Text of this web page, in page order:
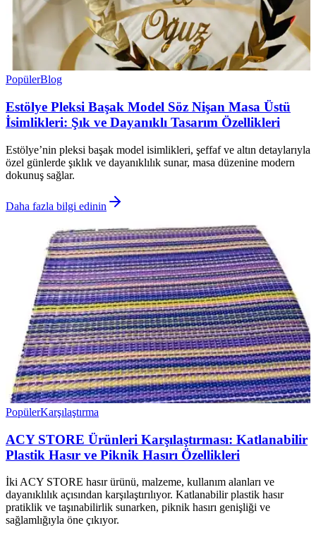
PopülerBlog
Estölye Pleksi Başak Model Söz Nişan Masa Üstü
İsimlikleri: Şık ve Dayanıklı Tasarım Özellikleri
Estölye’nin pleksi başak model isimlikleri, şeffaf ve altın detaylarıyla
özel günlerde şıklık ve dayanıklılık sunar, masa düzenine modern
dokunuş sağlar.
Daha fazla bilgi edinin
PopülerKarşılaştırma
ACY STORE Ürünleri Karşılaştırması: Katlanabilir
Plastik Hasır ve Piknik Hasırı Özellikleri
İki ACY STORE hasır ürünü, malzeme, kullanım alanları ve
dayanıklılık açısından karşılaştırılıyor. Katlanabilir plastik hasır
pratiklik ve taşınabilirlik sunarken, piknik hasırı genişliği ve
sağlamlığıyla öne çıkıyor.